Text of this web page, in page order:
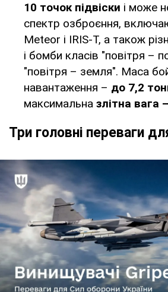
10 точок підвіски і може
спектр озброєння,
Meteor і IRIS-T, а також
і бомби класів "повітря –
"повітря – земля". Маса
навантаження – до 7,2
максимальна злітна вага
Три головні переваги